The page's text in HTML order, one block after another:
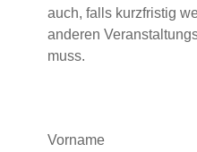
auch, falls kurzfristig
anderen
muss.
Vorname